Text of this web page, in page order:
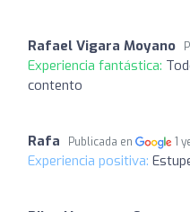
Rafael Vigara Moyano
Experiencia fantástica:
contento
Rafa Publicada en 1
Experiencia positiva: